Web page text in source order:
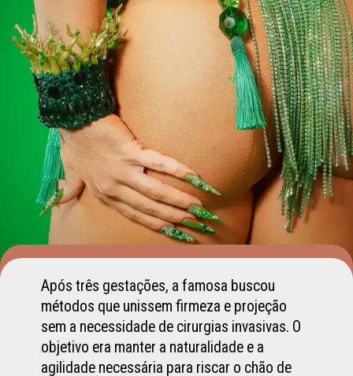
Após três gestações, a famosa buscou
métodos que unissem firmeza e projeção
sem a necessidade de cirurgias invasivas. O
objetivo era manter a naturalidade e a
agilidade necessária para riscar o chão de